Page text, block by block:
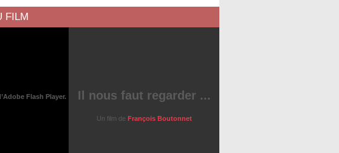
FILM
Flash Player. Il nous faut regarder ...
Un film de François Boutonnet